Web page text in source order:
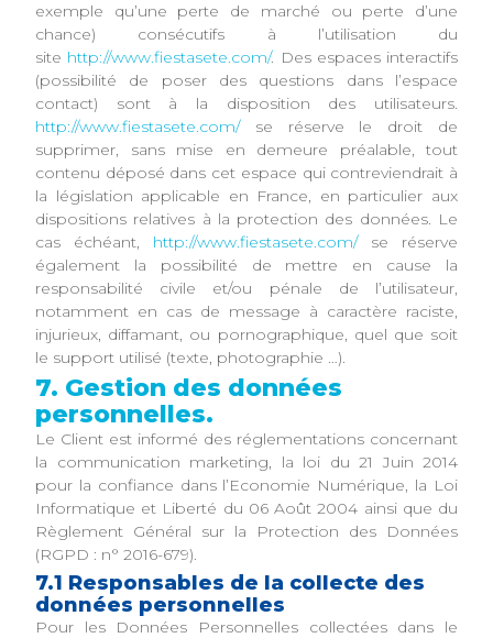
exemple qu’une perte de marché ou perte d’une
chance) consécutifs à l’utilisation du
site http://www.fiestasete.com/. Des espaces interactifs
(possibilité de poser des questions dans l’espace
contact) sont à la disposition des utilisateurs.
http://www.fiestasete.com/se réserve le droit de
supprimer, sans mise en demeure préalable, tout
contenu déposé dans cet espace qui contreviendrait à
la législation applicable en France, en particulier aux
dispositions relatives à la protection des données. Le
cas échéant, http://www.fiestasete.com/se réserve
également la possibilité de mettre en cause la
responsabilité civile et/ou pénale de l’utilisateur,
notamment en cas de message à caractère raciste,
injurieux, diffamant, ou pornographique, quel que soit
le support utilisé (texte, photographie …).
7. Gestion des données
personnelles.
Le Client est informé des réglementations concernant
la communication marketing, la loi du 21 Juin 2014
pour la confiance dans l’Economie Numérique, la Loi
Informatique et Liberté du 06 Août 2004 ainsi que du
Règlement Général sur la Protection des Données
(RGPD : n° 2016-679).
7.1 Responsables de la collecte des
données personnelles
Pour les Données Personnelles collectées dans le